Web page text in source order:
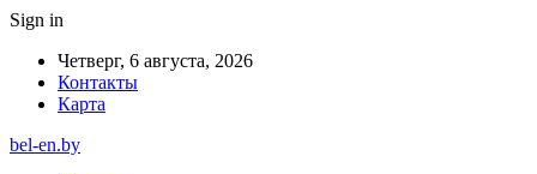
Sign in
Четверг, 6 августа, 2026
Контакты
Карта
bel-en.by